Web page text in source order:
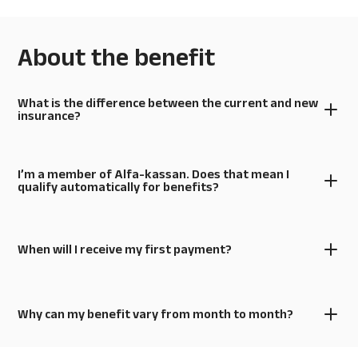
About the benefit
What is the difference between the current and new
insurance?
I’m a member of Alfa-kassan. Does that mean I
qualify automatically for benefits?
When will I receive my first payment?
Why can my benefit vary from month to month?